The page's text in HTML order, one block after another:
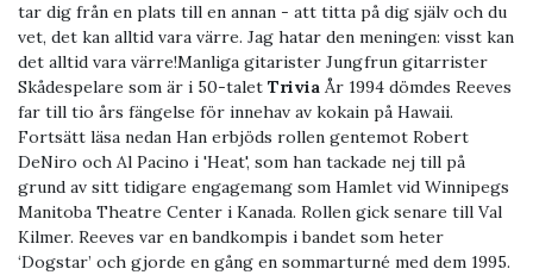
tar dig från en plats till en annan - att titta på dig själv och du
vet, det kan alltid vara värre. Jag hatar den meningen: visst kan
det alltid vara värre!Manliga gitarister Jungfrun gitarrister
Skådespelare som är i 50-talet Trivia År 1994 dömdes Reeves
far till tio års fängelse för innehav av kokain på Hawaii.
Fortsätt läsa nedan Han erbjöds rollen gentemot Robert
DeNiro och Al Pacino i 'Heat', som han tackade nej till på
grund av sitt tidigare engagemang som Hamlet vid Winnipegs
Manitoba Theatre Center i Kanada. Rollen gick senare till Val
Kilmer. Reeves var en bandkompis i bandet som heter
‘Dogstar’ och gjorde en gång en sommarturné med dem 1995.